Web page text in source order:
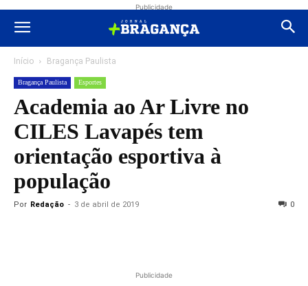
Publicidade
Início Bragança Paulista
Bragança Paulista Esportes
Academia ao Ar Livre no
CILES Lavapés tem
orientação esportiva à
população
Por Redação - 3 de abril de 2019 0
Publicidade